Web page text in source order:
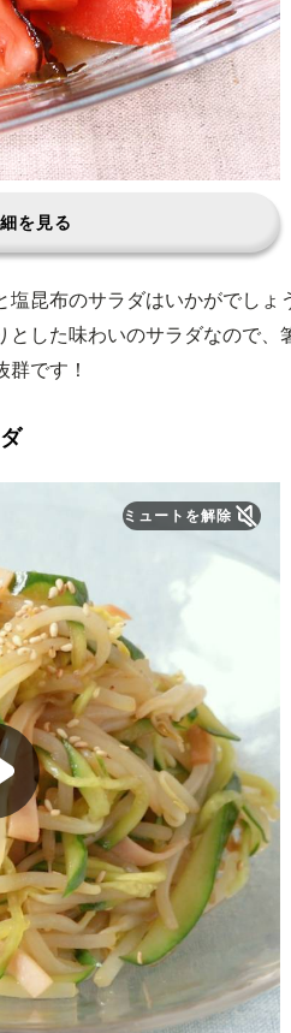
を見る
昆布のサラダはいかがでしょ
した味わいのサラダなので、
です！
ミュートを解除